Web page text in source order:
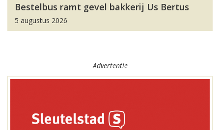
Bestelbus ramt gevel bakkerij Us Bertus
5 augustus 2026
Advertentie